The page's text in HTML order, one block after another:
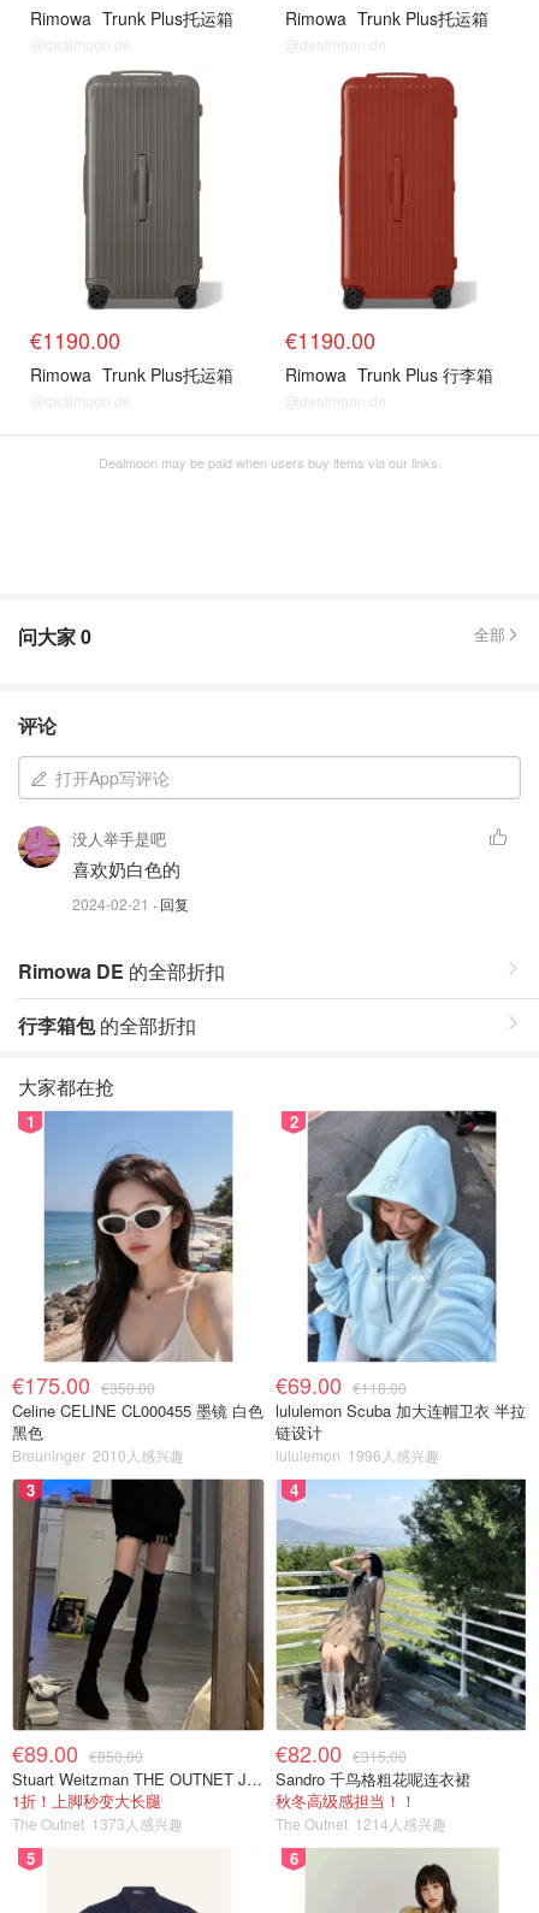
Rimowa Trunk Plus托运箱
@dealmoon.de
Rimowa Trunk Plus托运箱
@dealmoon.de
€1190.00
Rimowa Trunk Plus托运箱
@dealmoon.de
€1190.00
Rimowa Trunk Plus 行李箱
@dealmoon.de
Dealmoon may be paid when users buy items via our links.
问大家0 全部
评论
打开App写评论
没人举手是吧
喜欢奶白色的
2024-02-21 · 回复
Rimowa DE 的全部折扣
行李箱包的全部折扣
大家都在抢
1
€175.00 €350.00
Celine CELINE CL000455 墨镜 白色
黑色
Breuninger 2010人感兴趣
2
€69.00 €118.00
lululemon Scuba 加大连帽卫衣 半拉
链设计
lululemon 1996人感兴趣
3
€89.00 €850.00
Stuart Weitzman THE OUTNET Jocey 弹力绒面过膝靴
1折！上脚秒变大长腿
The Outnet 1373人感兴趣
4
€82.00 €315.00
Sandro 千鸟格粗花呢连衣裙
秋冬高级感担当！！
The Outnet 1214人感兴趣
5 6